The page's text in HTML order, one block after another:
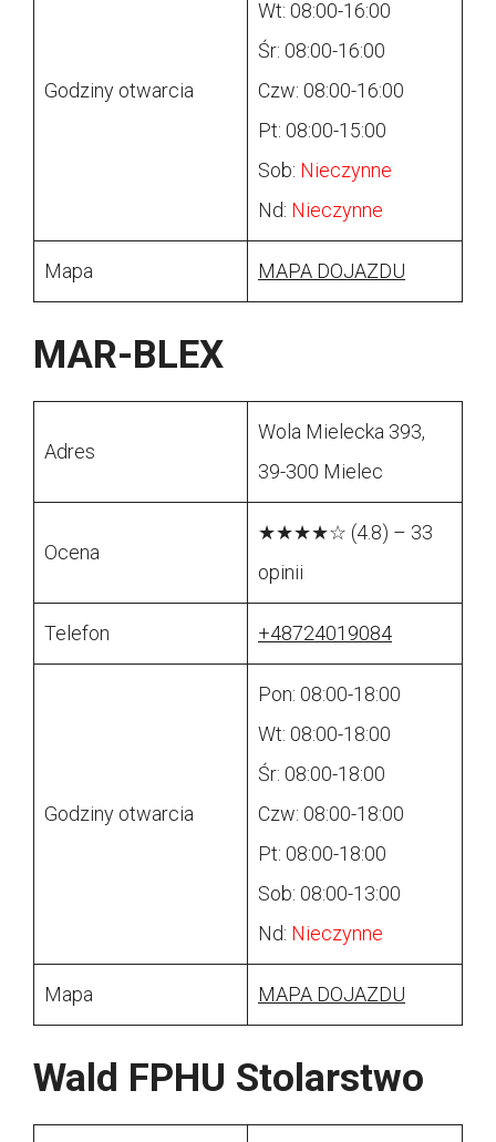
Godziny otwarcia
Wt: 08:00-16:00
Śr: 08:00-16:00
Czw: 08:00-16:00
Pt: 08:00-15:00
Sob: Nieczynne
Nd: Nieczynne
Mapa MAPA DOJAZDU
MAR-BLEX
Adres
Wola Mielecka 393,
39-300 Mielec
Ocena
★★★★☆ (4.8) – 33
opinii
Telefon +48724019084
Godziny otwarcia
Pon: 08:00-18:00
Wt: 08:00-18:00
Śr: 08:00-18:00
Czw: 08:00-18:00
Pt: 08:00-18:00
Sob: 08:00-13:00
Nd: Nieczynne
Mapa MAPA DOJAZDU
Wald FPHU Stolarstwo